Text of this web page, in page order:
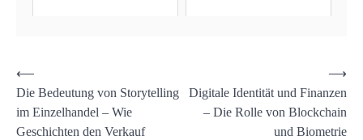
Post
navigation
⟵
Die Bedeutung von Storytelling
im Einzelhandel – Wie
Geschichten den Verkauf
Digitale Identität und Finanzen
– Die Rolle von Blockchain
und Biometrie
⟶